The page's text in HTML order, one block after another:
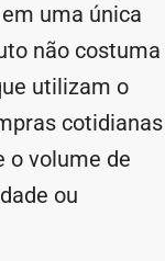
uma única
não costuma
utilizam o
cotidianas
o volume de
ou